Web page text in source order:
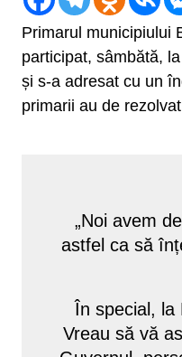
Primarul municipiului
participat, sâmbătă,
și s-a adresat cu un
primarii au de
„Noi avem
astfel ca să
În special, la
Vreau să vă